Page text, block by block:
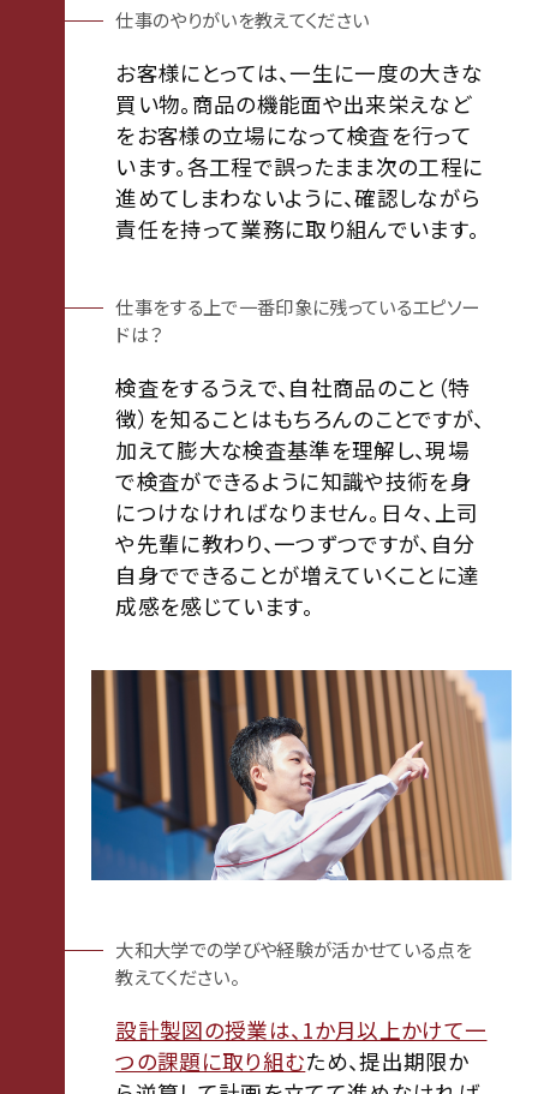
仕事のやりがいを教えてください
お客様にとっては、一生に一度の大きな
買い物。商品の機能面や出来栄えなど
をお客様の立場になって検査を行って
います。各工程で誤ったまま次の工程に
進めてしまわないように、確認しながら
責任を持って業務に取り組んでいます。
仕事をする上で一番印象に残っているエピソー
ドは？
検査をするうえで、自社商品のこと（特
徴）を知ることはもちろんのことですが、
加えて膨大な検査基準を理解し、現場
で検査ができるように知識や技術を身
につけなければなりません。日々、上司
や先輩に教わり、一つずつですが、自分
自身でできることが増えていくことに達
成感を感じています。
大和大学での学びや経験が活かせている点を
教えてください。
設計製図の授業は、1か月以上かけて一
つの課題に取り組むため、提出期限か